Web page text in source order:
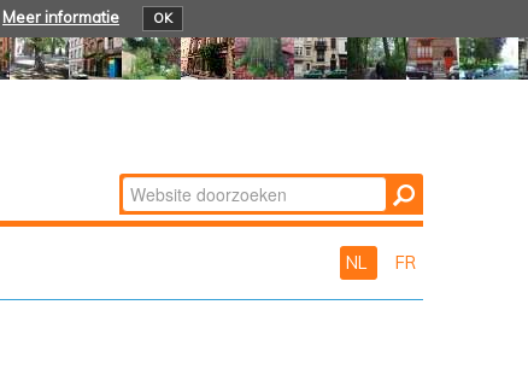
Meer informatie OK
Zoek
Geavanceerd
NL FR